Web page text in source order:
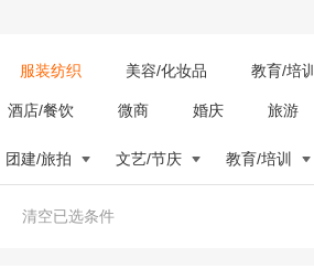
服装纺织 美容/化妆品 教育/培训
酒店/餐饮 微商 婚庆 旅游
团建/旅拍 文艺/节庆 教育/培训
清空已选条件